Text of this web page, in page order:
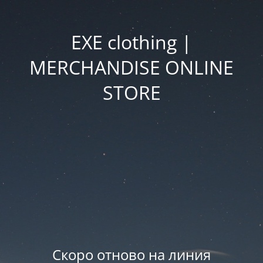
EXE clothing |
MERCHANDISE ONLINE
STORE
Скоро отново на линия